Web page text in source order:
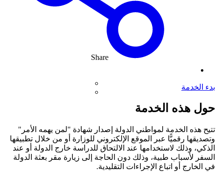
بدء الخدمة
حول هذه الخدمة
تتيح هذه الخدمة لمواطني الدولة إصدار شهادة "لمن يهمه الأمر"
وتصديقها رقميًّا عبر الموقع الإلكتروني للوزارة أو من خلال تطبيقها
الذكي، وذلك لاستخدامها عند الالتحاق للدراسة خارج الدولة أو عند
السفر لأسباب طبية، وذلك دون الحاجة إلى زيارة مقر بعثة الدولة
في الخارج أو اتباع الإجراءات التقليدية.
Share